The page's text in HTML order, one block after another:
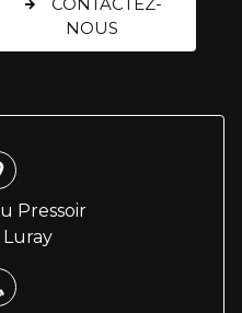
NOUS
Pressoir